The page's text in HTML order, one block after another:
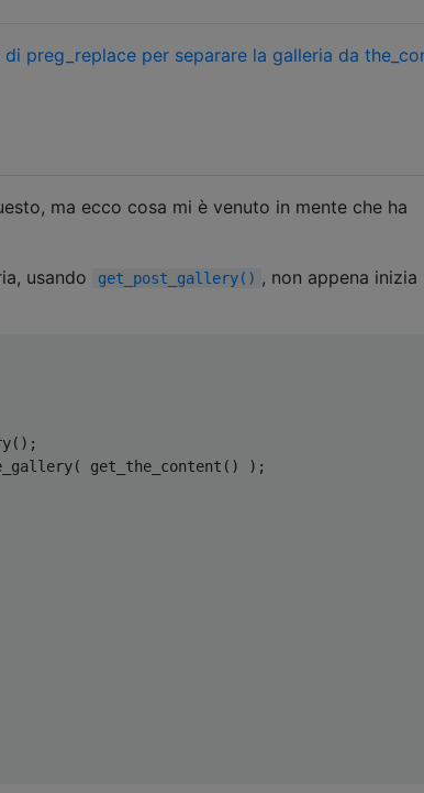
di preg_replace per separare la galleria da
ma ecco cosa mi è venuto in mente che ha
usando
get_post_gallery() , non appena inizia
();
( get_the_content ()
);